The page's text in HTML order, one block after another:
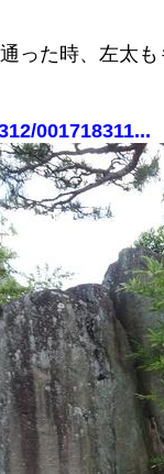
った時、左太
001718311...